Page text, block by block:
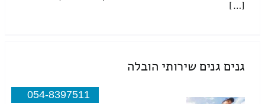
[…]
גנים גנים שירותי הובלה
054-8397511